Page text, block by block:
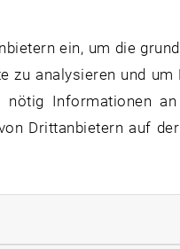
über die neuesten
ein, um die
analysieren und
Informationen
Drittanbietern auf